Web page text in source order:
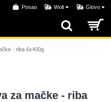
Posao Wolt Glovo
- riba 6x400g
za mačke - riba